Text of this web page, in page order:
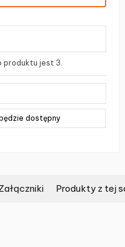
produktu jest 3.
Produkty z tej